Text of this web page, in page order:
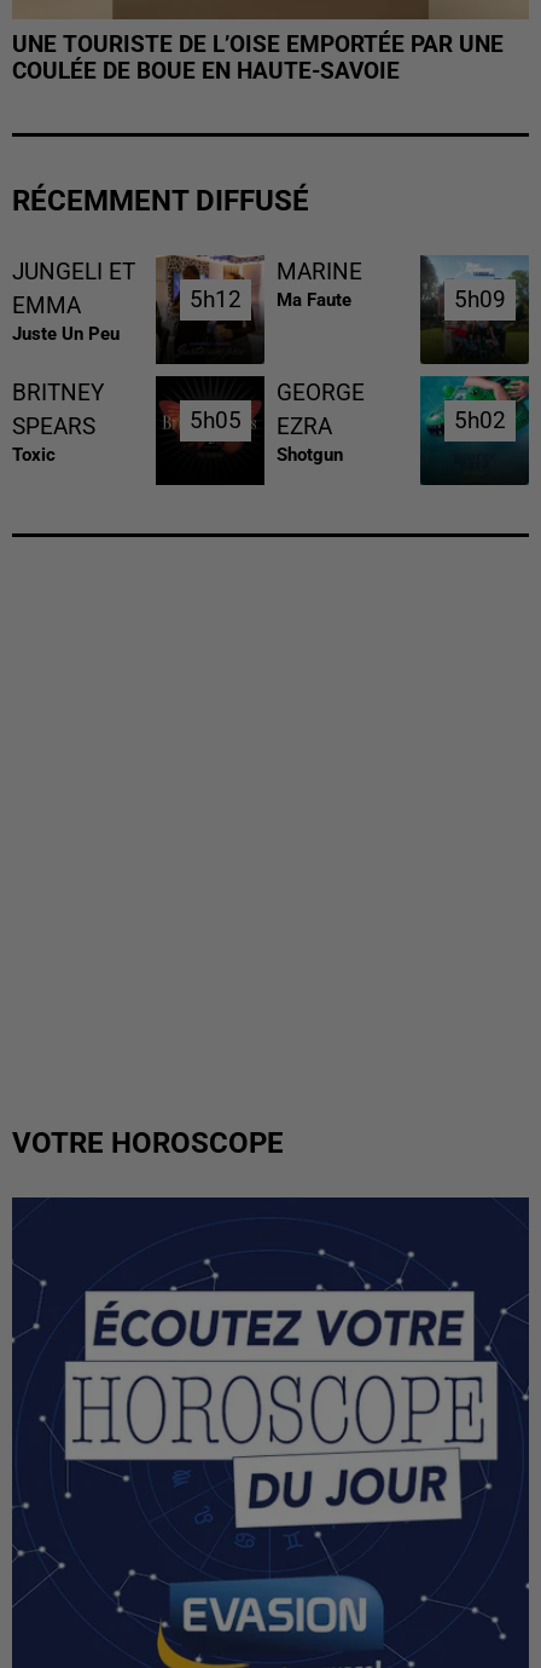
UNE TOURISTE DE L’OISE EMPORTÉE PAR UNE
COULÉE DE BOUE EN HAUTE-SAVOIE
RÉCEMMENT DIFFUSÉ
JUNGELI ET
EMMA
Juste Un Peu
5h12
5h12
MARINE
Ma Faute 5h09
5h09
BRITNEY
SPEARS
Toxic
5h05
5h05
GEORGE
EZRA
Shotgun
5h02
5h02
VOTRE HOROSCOPE